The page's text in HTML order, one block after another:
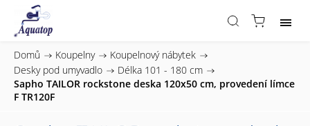
Domů / Koupelny / Koupelnový nábytek /
Desky pod umyvadlo / Délka 101 - 180 cm /
Sapho TAILOR rockstone deska 120x50 cm, provedení límce
F TR120F